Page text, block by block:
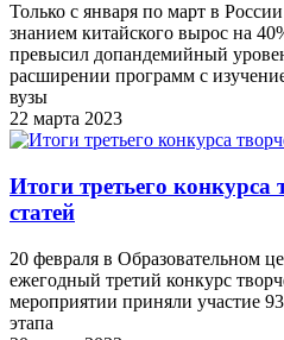
Только с января по март в
знанием китайского вырос на
превысил допандемийный
расширении программ с
вузы
22 марта 2023
Итоги третьего конкурса
статей
20 февраля в Образовательном
ежегодный третий конкурс
мероприятии приняли участие
этапа